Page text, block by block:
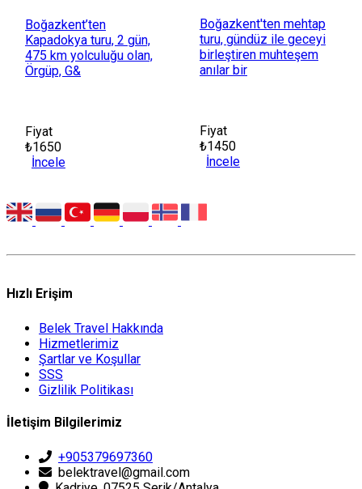
Boğazkent’ten
Kapadokya turu, 2 gün,
475 km yolculuğu olan,
Örgüp, G&
Fiyat
₺1650
İncele
Boğazkent'ten mehtap
turu, gündüz ile geceyi
birleştiren muhteşem
anılar bir
Fiyat
₺1450
İncele
Hızlı Erişim
Belek Travel Hakkında
Hizmetlerimiz
Şartlar ve Koşullar
SSS
Gizlilik Politikası
İletişim Bilgilerimiz
+905379697360
belektravel@gmail.com